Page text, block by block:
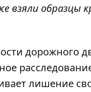
взяли образцы
дорожного
лишение